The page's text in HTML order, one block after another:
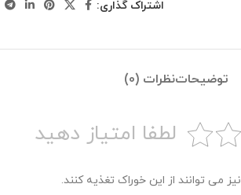
اشتراک گذاری:
توضیحاتنظرات (0)
لطفا امتیاز دهید
نیز می توانند از این خوراک تغذیه کنند.